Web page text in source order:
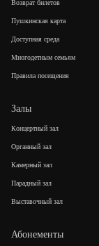
Возврат билетов
Пушкинская карта
Доступная среда
Многодетным семьям
Правила посещения
Залы
Концертный зал
Органный зал
Камерный зал
Парадный зал
Выставочный зал
Абонементы